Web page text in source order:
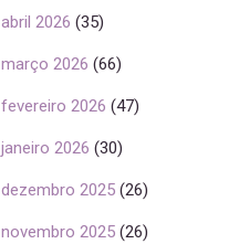
abril 2026 (35)
março 2026 (66)
fevereiro 2026 (47)
janeiro 2026 (30)
dezembro 2025 (26)
novembro 2025 (26)